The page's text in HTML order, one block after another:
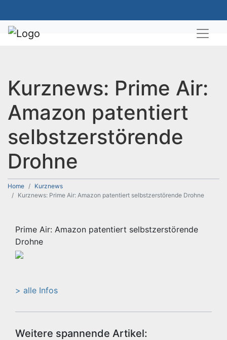
Kurznews: Prime Air:
Amazon patentiert
selbstzerstörende
Drohne
Home
Kurznews
Kurznews: Prime Air: Amazon patentiert selbstzerstörende Drohne
Prime Air: Amazon patentiert selbstzerstörende
Drohne
> alle Infos
Weitere spannende Artikel: